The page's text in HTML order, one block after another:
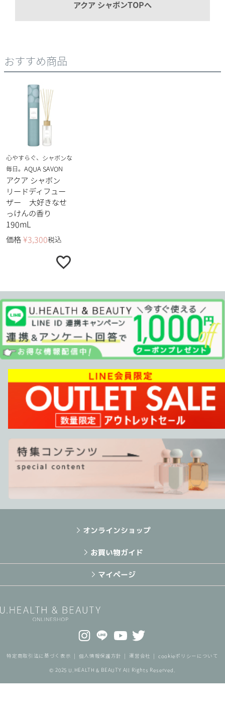
アクア シャボンTOPへ
おすすめ商品
心やすらぐ、シャボンな
毎日。AQUA SAVON
アクア シャボン
リードディフュー
ザー 大好きなせ
っけんの香り
190mL
価格 ¥3,300税込
オンラインショップ
お買い物ガイド
マイページ
© 2025 U.HEALTH & BEAUTY All Rights Reserved.
特定商取引法に基づく表示 個人情報保護方針 運営会社 cookieポリシーについて